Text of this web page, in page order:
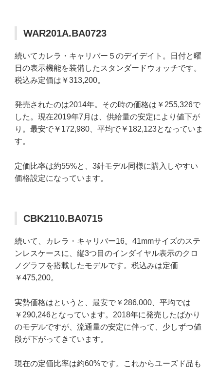
WAR201A.BA0723
続いてカレラ・キャリバー５のデイデイト。日付と曜
日の表示機能を装備したスタンダードウォッチです。
税込み定価は￥313,200。
発売されたのは2014年。その時の価格は￥255,326で
した。現在2019年7月は、供給量の安定により値下が
り。最安で￥172,980、平均で￥182,123となっていま
す。
定価比率は約55%と、3針モデル同様に購入しやすい
価格設定になっています。
CBK2110.BA0715
続いて、カレラ・キャリバー16。41mmサイズのステ
ンレスケースに、縦3つ目のインダイヤル表示のクロ
ノグラフを搭載したモデルです。税込みは定価
￥475,200。
実勢価格はというと、最安で￥286,000、平均では
￥290,246となっています。2018年に発売したばかり
のモデルですが、流通量の安定に伴って、少しずつ値
段が下がってきています。
現在の定価比率は約60%です。これからユーズド品も